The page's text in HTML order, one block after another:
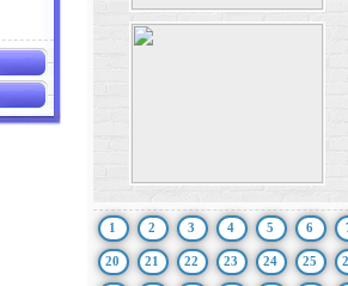
1 2 3 4 5 6
20 21 22 23 24 25